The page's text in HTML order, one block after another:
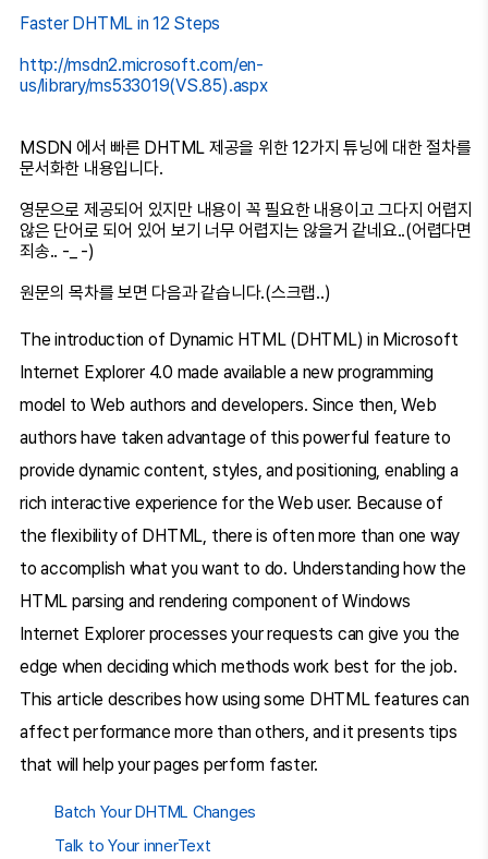
Faster DHTML in 12 Steps
http://msdn2.microsoft.com/en-
us/library/ms533019(VS.85).aspx
MSDN 에서 빠른 DHTML 제공을 위한 12가지 튜닝에 대한 절차를
문서화한 내용입니다.
영문으로 제공되어 있지만 내용이 꼭 필요한 내용이고 그다지 어렵지
않은 단어로 되어 있어 보기 너무 어렵지는 않을거 같네요..(어렵다면
죄송.. -_ -)
원문의 목차를 보면 다음과 같습니다.(스크랩..)
The introduction of Dynamic HTML (DHTML) in Microsoft
Internet Explorer 4.0 made available a new programming
model to Web authors and developers. Since then, Web
authors have taken advantage of this powerful feature to
provide dynamic content, styles, and positioning, enabling a
rich interactive experience for the Web user. Because of
the flexibility of DHTML, there is often more than one way
to accomplish what you want to do. Understanding how the
HTML parsing and rendering component of Windows
Internet Explorer processes your requests can give you the
edge when deciding which methods work best for the job.
This article describes how using some DHTML features can
affect performance more than others, and it presents tips
that will help your pages perform faster.
Batch Your DHTML Changes
Talk to Your innerText